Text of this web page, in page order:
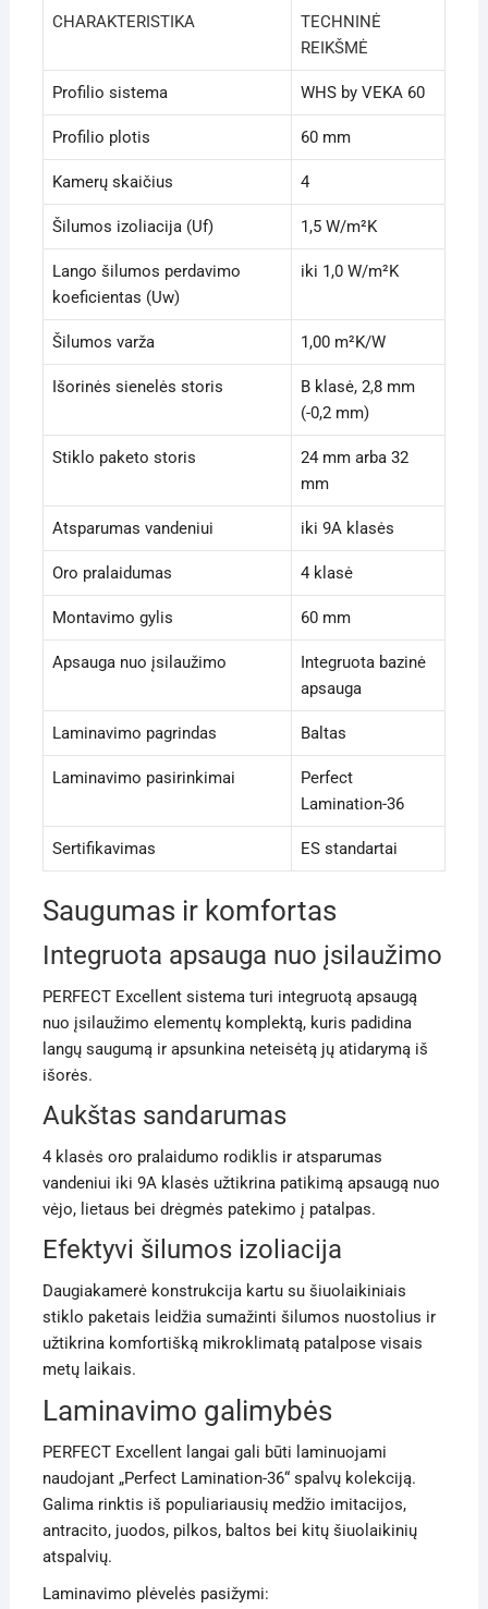
CHARAKTERISTIKA
TECHNINĖ
REIKŠMĖ
Profilio sistema WHS by VEKA 60
Profilio plotis 60 mm
Kamerų skaičius 4
Šilumos izoliacija (Uf) 1,5 W/m²K
Lango šilumos perdavimo
koeficientas (Uw)
iki 1,0 W/m²K
Šilumos varža 1,00 m²K/W
Išorinės sienelės storis
B klasė, 2,8 mm
(-0,2 mm)
Stiklo paketo storis
24 mm arba 32
mm
Atsparumas vandeniui iki 9A klasės
Oro pralaidumas 4 klasė
Montavimo gylis 60 mm
Apsauga nuo įsilaužimo
Integruota bazinė
apsauga
Laminavimo pagrindas Baltas
Laminavimo pasirinkimai
Perfect
Lamination-36
Sertifikavimas ES standartai
Saugumas ir komfortas
Integruota apsauga nuo įsilaužimo
PERFECT Excellent sistema turi integruotą apsaugą
nuo įsilaužimo elementų komplektą, kuris padidina
langų saugumą ir apsunkina neteisėtą jų atidarymą iš
išorės.
Aukštas sandarumas
4 klasės oro pralaidumo rodiklis ir atsparumas
vandeniui iki 9A klasės užtikrina patikimą apsaugą nuo
vėjo, lietaus bei drėgmės patekimo į patalpas.
Efektyvi šilumos izoliacija
Daugiakamerė konstrukcija kartu su šiuolaikiniais
stiklo paketais leidžia sumažinti šilumos nuostolius ir
užtikrina komfortišką mikroklimatą patalpose visais
metų laikais.
Laminavimo galimybės
PERFECT Excellent langai gali būti laminuojami
naudojant „Perfect Lamination-36“ spalvų kolekciją.
Galima rinktis iš populiariausių medžio imitacijos,
antracito, juodos, pilkos, baltos bei kitų šiuolaikinių
atspalvių.
Laminavimo plėvelės pasižymi: